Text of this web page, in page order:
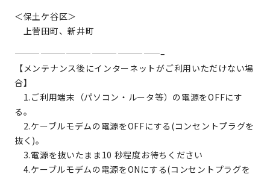
＜保土ケ谷区＞
上菅田町、新井町
—————————————————–
【メンテナンス後にインターネットがご利用いただけない場
合】
1.ご利用端末（パソコン・ルータ等）の電源をOFFにす
る。
2.ケーブルモデムの電源をOFFにする(コンセントプラグを
抜く)。
3.電源を抜いたまま10 秒程度お待ちください
4.ケーブルモデムの電源をONにする(コンセントプラグを